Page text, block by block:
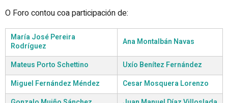
O Foro contou coa participación de:
María José Pereira
Rodríguez
Ana Montalbán Navas
Mateus Porto Schettino
Uxío Benítez Fernández
Miguel Fernández Méndez
Cesar Mosquera Lorenzo